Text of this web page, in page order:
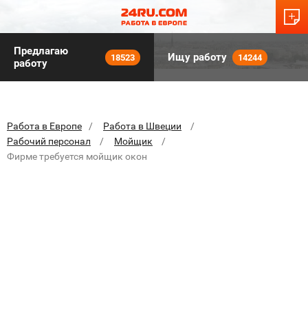
Предлагаю
работу
18523 Ищу работу 14244
Работа в Европе
Работа в Швеции
Рабочий персонал
Мойщик
Фирме требуется мойщик окон